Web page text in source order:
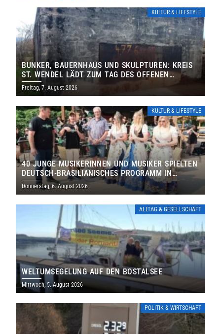
KULTUR & LIFESTYLE
BUNKER, BAUERNHAUS UND SKULPTUREN: KREIS
ST. WENDEL LÄDT ZUM TAG DES OFFENEN
DENKMALS EIN
Freitag, 7. August 2026
KULTUR & LIFESTYLE
40 JUNGE MUSIKERINNEN UND MUSIKER SPIELTEN
DEUTSCH-BRASILIANISCHES PROGRAMM IN
THOLEY
Donnerstag, 6. August 2026
ALLTAG & GESELLSCHAFT
WELTUMSEGELUNG AUF DEN BOSTALSEE
Mittwoch, 5. August 2026
POLITIK & WIRTSCHAFT